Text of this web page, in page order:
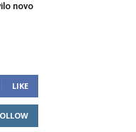
novo
LIKE